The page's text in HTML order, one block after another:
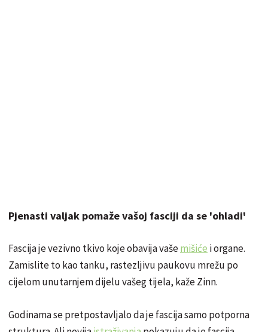
Pjenasti valjak pomaže vašoj fasciji da se 'ohladi'
Fascija je vezivno tkivo koje obavija vašemišiće i organe.
Zamislite to kao tanku, rastezljivu paukovu mrežu po
cijelom unutarnjem dijelu vašeg tijela, kaže Zinn.
Godinama se pretpostavljalo da je fascija samo potporna